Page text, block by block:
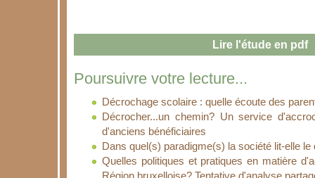
Lire l'étude en pdf
Poursuivre votre lecture...
Décrochage scolaire : quelle écoute des
Décrocher...un chemin? Un service
d'anciens bénéficiaires
Dans quel(s) paradigme(s) la société lit-elle
Quelles politiques et pratiques en matière